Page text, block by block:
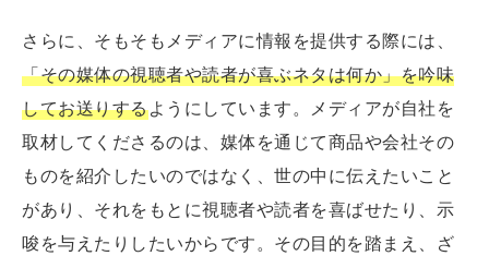
さらに、そもそもメディアに情報を提供する際には、
「その媒体の視聴者や読者が喜ぶネタは何か」を吟味
してお送りするようにしています。メディアが自社を
取材してくださるのは、媒体を通じて商品や会社その
ものを紹介したいのではなく、世の中に伝えたいこと
があり、それをもとに視聴者や読者を喜ばせたり、示
唆を与えたりしたいからです。その目的を踏まえ、ざ